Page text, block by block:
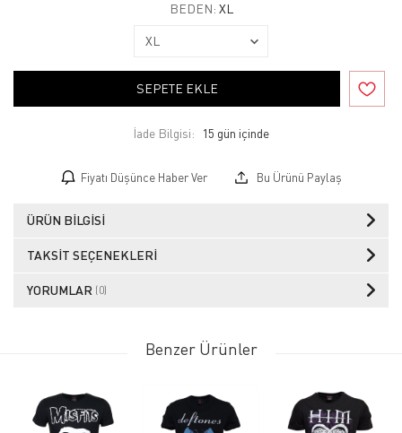
BEDEN: XL
SEPETE EKLE
İade Bilgisi:
Fiyatı Düşünce Haber Ver Bu Ürünü Paylaş
ÜRÜN BILGISI
TAKSIT SEÇENEKLERI
YORUMLAR (0)
Benzer Ürünler